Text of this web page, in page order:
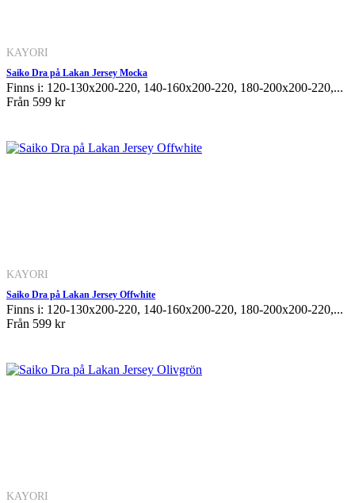
KAYORI
Saiko Dra på Lakan Jersey Mocka
Finns i: 120-130x200-220, 140-160x200-220, 180-200x200-220,...
Från 599 kr
KAYORI
Saiko Dra på Lakan Jersey Offwhite
Finns i: 120-130x200-220, 140-160x200-220, 180-200x200-220,...
Från 599 kr
KAYORI